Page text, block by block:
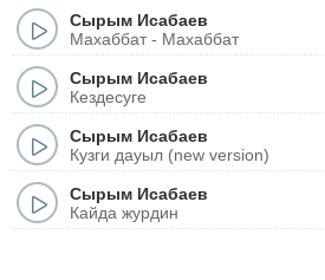
Сырым Исабаев
Махаббат - Махаббат
Сырым Исабаев
Кездесуге
Сырым Исабаев
Кузги дауыл (new version)
Сырым Исабаев
Кайда журдин